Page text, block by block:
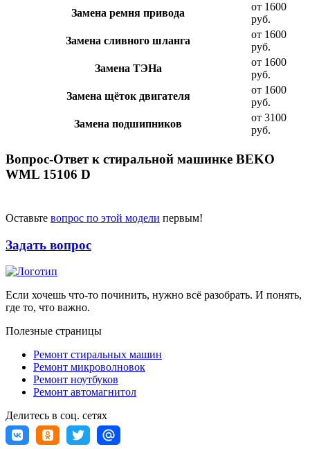
Замена ремня привода
от 1600
руб.
Замена сливного шланга
от 1600
руб.
Замена ТЭНа
от 1600
руб.
Замена щёток двигателя
от 1600
руб.
Замена подшипников
от 3100
руб.
Вопрос-Ответ к стиральной машинке BEKO
WML 15106 D
Оставьте вопрос по этой модели первым!
Задать вопрос
Если хочешь что-то починить, нужно всё разобрать. И понять,
где то, что важно.
Полезные страницы
Ремонт стиральных машин
Ремонт микроволновок
Ремонт ноутбуков
Ремонт автомагнитол
Делитесь в соц. сетях